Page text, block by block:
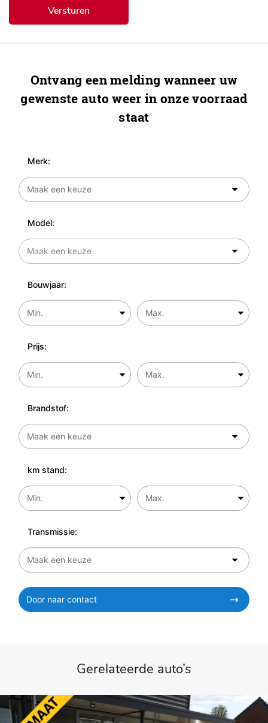
Versturen
Ontvang een melding wanneer uw
gewenste auto weer in onze voorraad
staat
Merk:
Model:
Bouwjaar:
Prijs:
Brandstof:
km stand:
Transmissie:
Door naar contact
Gerelateerde auto’s